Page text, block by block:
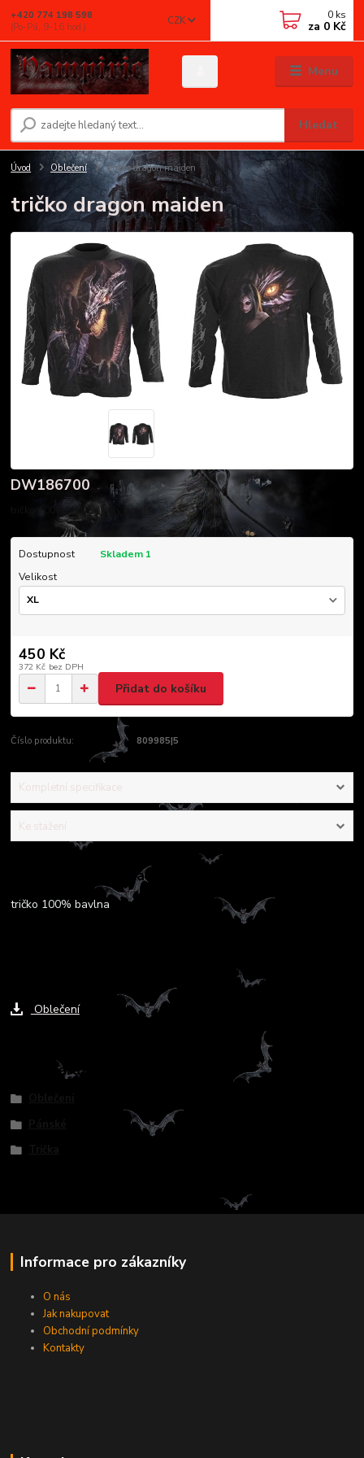
Menu
CZK
Hledat
+420 774 198 598
(Po-Pá, 9-16 hod.)
0 ks
za 0 Kč
Úvod Oblečení tričko dragon maiden
tričko dragon maiden
DW186700
tričko 100% bavlna celý popis
Dostupnost
Skladem 1
Velikost
450 Kč
372 Kč bez DPH
Přidat do košíku
Číslo produktu: 809985|5
Kompletní specifikace
Ke stažení
Kompletní specifikace
tričko 100% bavlna
Oblečení
Zboží zařazeno v kategoriích
Informace pro zákazníky
O nás
Jak nakupovat
Obchodní podmínky
Kontakty